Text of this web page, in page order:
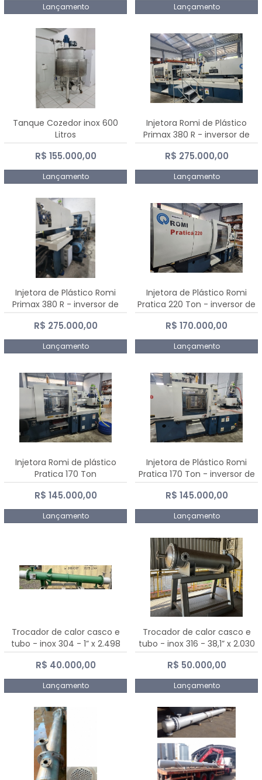
Lançamento Lançamento
Tanque Cozedor inox 600
Litros
R$ 155.000,00
Lançamento
Injetora Romi de Plástico
Primax 380 R - inversor de
frequência NR 12 - 2008
R$ 275.000,00
Lançamento
Injetora de Plástico Romi
Primax 380 R - inversor de
frequência NR 12
R$ 275.000,00
Lançamento
Injetora de Plástico Romi
Pratica 220 Ton - inversor de
frequência NR 12
R$ 170.000,00
Lançamento
Injetora Romi de plástico
Pratica 170 Ton
R$ 145.000,00
Lançamento
Injetora de Plástico Romi
Pratica 170 Ton - inversor de
frequência NR 12
R$ 145.000,00
Lançamento
Trocador de calor casco e
tubo - inox 304 - 1” x 2.498
mm
R$ 40.000,00
Lançamento
Trocador de calor casco e
tubo - inox 316 - 38,1” x 2.030
mm
R$ 50.000,00
Lançamento